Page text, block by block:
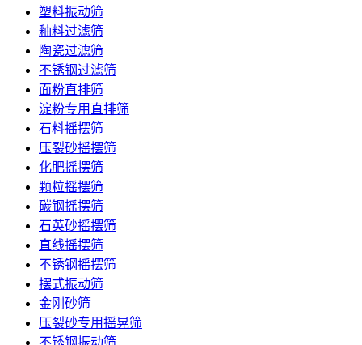
塑料振动筛
釉料过滤筛
陶瓷过滤筛
不锈钢过滤筛
面粉直排筛
淀粉专用直排筛
石料摇摆筛
压裂砂摇摆筛
化肥摇摆筛
颗粒摇摆筛
碳钢摇摆筛
石英砂摇摆筛
直线摇摆筛
不锈钢摇摆筛
摆式振动筛
金刚砂筛
压裂砂专用摇晃筛
不锈钢振动筛